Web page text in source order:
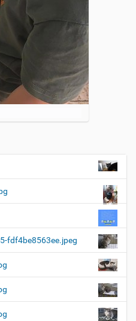
fdf4be8563ee.jpeg